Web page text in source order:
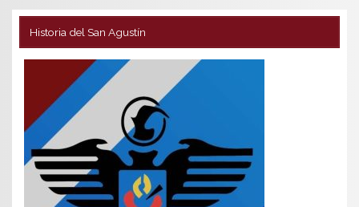
Historia del San Agustín